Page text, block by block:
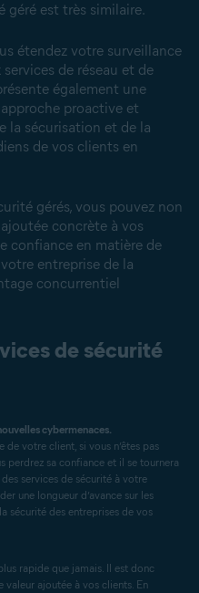
géré est très similaire.
étendez votre surveillance
de réseau et de
également une
proactive et
la sécurisation et de la
de vos clients en
gérés, vous pouvez non
concrète à vos
confiance en matière de
entreprise de la
concurrentiel
de sécurité
cybermenaces.
votre client, si vous n’êtes pas
perdrez sa confiance et il se tournera
services de sécurité à votre
une longueur d’avance sur les
sécurité des entreprises de vos
rapide que jamais. Il est donc
valeur ajoutée à vos clients. En